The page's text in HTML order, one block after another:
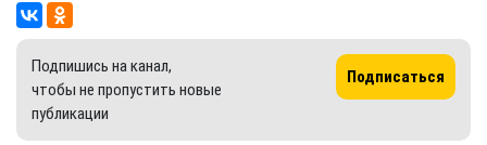
Подпишись на канал,
чтобы не пропустить новые
публикации
Подписаться